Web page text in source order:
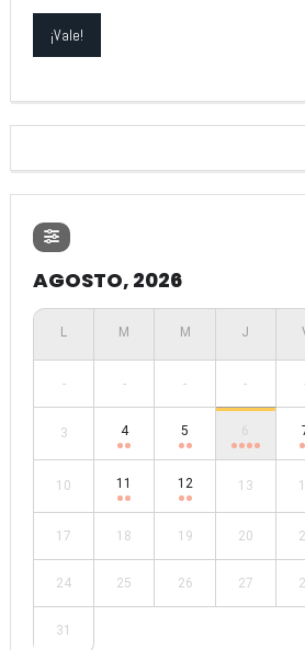
AGOSTO, 2026
- - - -
3 4 5 6
10 11 12 13
17 18 19 20
24 25 26 27
31